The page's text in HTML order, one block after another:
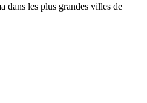
dans les plus grandes villes de